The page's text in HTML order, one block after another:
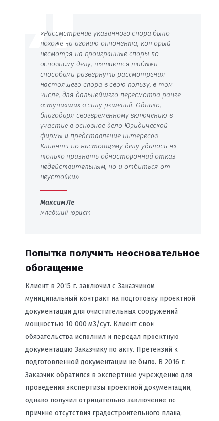
Попытка получить неосновательное
обогащение
«Рассмотрение указанного спора было
похоже на агонию оппонента, который
несмотря на проигранные споры по
основному делу, пытается любыми
способами развернуть рассмотрения
настоящего спора в свою пользу, в том
числе, для дальнейшего пересмотра ранее
вступивших в силу решений. Однако,
благодаря своевременному включению в
участие в основное дело Юридической
фирмы и представление интересов
Клиента по настоящему делу удалось не
только признать односторонний отказ
недействительным, но и отбиться от
неустойки»
Максим Ле
Младший юрист
Клиент в 2015 г. заключил с Заказчиком
муниципальный контракт на подготовку проектной
документации для очистительных сооружений
мощностью 10 000 м3/сут. Клиент свои
обязательства исполнил и передал проектную
документацию Заказчику по акту. Претензий к
подготовленной документации не было. В 2016 г.
Заказчик обратился в экспертные учреждение для
проведения экспертизы проектной документации,
однако получил отрицательно заключение по
причине отсутствия градостроительного плана,